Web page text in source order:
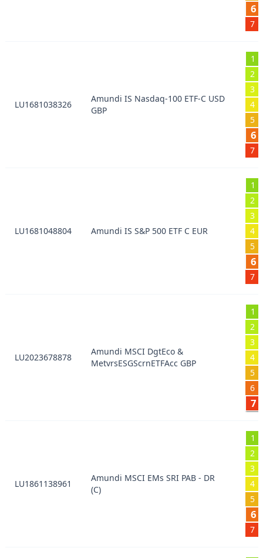
6
7
LU1681038326
Amundi IS Nasdaq-100 ETF-C USD
GBP
1
2
3
4
5
6
7
LU1681048804 Amundi IS S&P 500 ETF C EUR
1
2
3
4
5
6
7
LU2023678878
Amundi MSCI DgtEco &
MetvrsESGScrnETFAcc GBP
1
2
3
4
5
6
7
LU1861138961
Amundi MSCI EMs SRI PAB - DR
(C)
1
2
3
4
5
6
7